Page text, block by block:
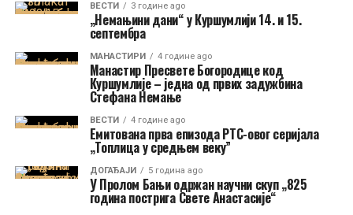
ВЕСТИ 3 године ago
„Немањини дани“ у Куршумлији 14. и 15.
септембра
МАНАСТИРИ 4 године ago
Манастир Пресвете Богородице код
Куршумлије – једна од првих задужбина
Стефана Немање
ВЕСТИ 4 године ago
Емитована прва епизода РТС-овог серијала
„Топлица у средњем веку”
ДОГАЂАЈИ 5 година ago
У Пролом Бањи одржан научни скуп „825
година пострига Свете Анастасије“